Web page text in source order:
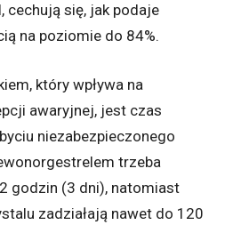
cechują się, jak podaje
na poziomie do 84%.
który wpływa na
awaryjnej, jest czas
niezabezpieczonego
trzeba
godzin (3 dni), natomiast
zadziałają nawet do 120